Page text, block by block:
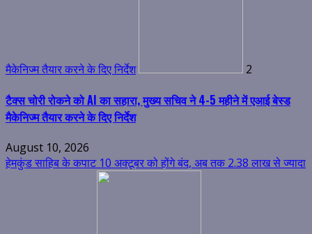
मैकेनिज्म तैयार करने के दिए निर्देश 2
टैक्स चोरी रोकने को AI का सहारा, मुख्य सचिव ने 4-5 महीने में एआई बेस्ड
मैकेनिज्म तैयार करने के दिए निर्देश
August 10, 2026
हेमकुंड साहिब के कपाट 10 अक्टूबर को होंगे बंद, अब तक 2.38 लाख से ज्यादा